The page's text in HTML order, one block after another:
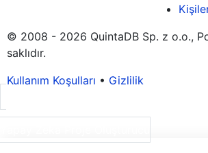
© 2008 - 2026 QuintaDB Sp. z o.o.,
saklıdır.
Kullanım Koşulları • Gizlilik